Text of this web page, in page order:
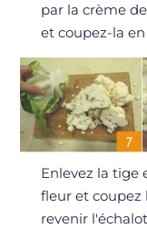
par la crème
et coupez-la
Enlevez la tige
fleur et coupez
revenir